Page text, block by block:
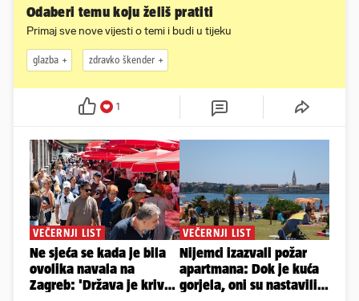
Odaberi temu koju želiš pratiti
Primaj sve nove vijesti o temi i budi u tijeku
glazba zdravko škender
1